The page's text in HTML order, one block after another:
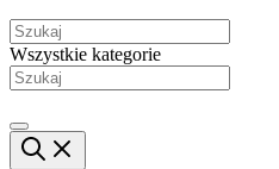
Wszystkie kategorie